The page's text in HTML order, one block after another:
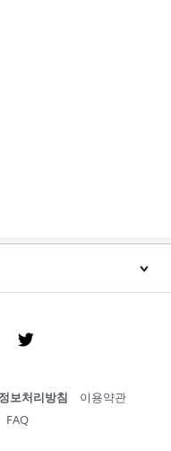
Twitter
보처리방침
이용약관
FAQ